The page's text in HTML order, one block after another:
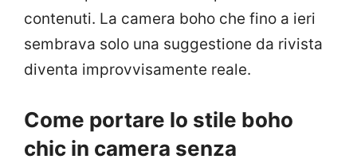
contenuti. La camera boho che fino a ieri
sembrava solo una suggestione da rivista
diventa improvvisamente reale.
Come portare lo stile boho
chic in camera senza